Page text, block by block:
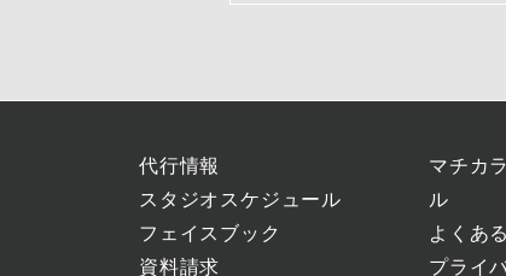
代行情報
スタジオスケジュール
フェイスブック
資料請求
マチカ
ル
よくあ
プライ